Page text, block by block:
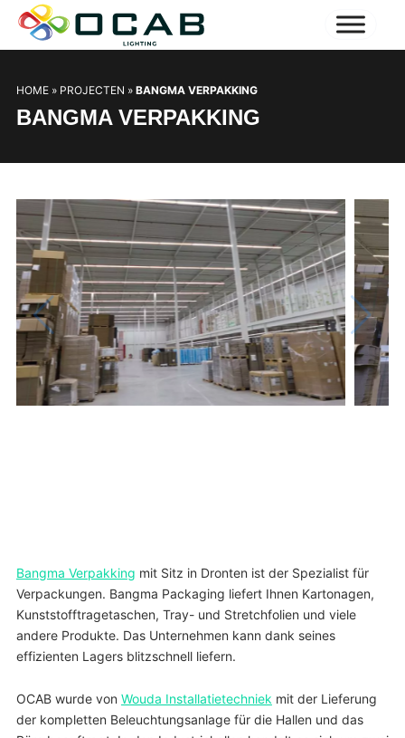
HOME» PROJECTEN » BANGMA VERPAKKING
BANGMA VERPAKKING
Bangma Verpakking mit Sitz in Dronten ist der Spezialist für
Verpackungen. Bangma Packaging liefert Ihnen Kartonagen,
Kunststofftragetaschen, Tray- und Stretchfolien und viele
andere Produkte. Das Unternehmen kann dank seines
effizienten Lagers blitzschnell liefern.
OCAB wurde von Wouda Installatietechniek mit der Lieferung
der kompletten Beleuchtungsanlage für die Hallen und das